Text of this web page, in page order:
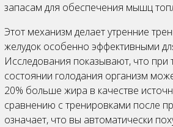
запасам для обеспечения мышц
Этот механизм делает утренние
желудок особенно эффективными
Исследования показывают, что при
состоянии голодания организм
20% больше жира в качестве
сравнению с тренировками после
означает, что вы автоматически